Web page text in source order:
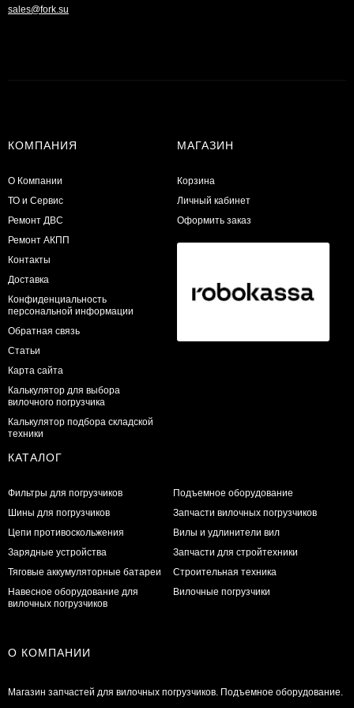
sales@fork.su
КОМПАНИЯ
О Компании
ТО и Сервис
​Ремонт ДВС
Ремонт АКПП
Контакты
Доставка
Конфиденциальность
персональной информации
Обратная связь
Статьи
Карта сайта
Калькулятор для выбора
вилочного погрузчика
Калькулятор подбора складской
техники
МАГАЗИН
Корзина
Личный кабинет
Оформить заказ
КАТАЛОГ
Фильтры для погрузчиков
Шины для погрузчиков
Цепи противоскольжения
Зарядные устройства
Тяговые аккумуляторные батареи
Навесное оборудование для
вилочных погрузчиков
Подъемное оборудование
Запчасти вилочных погрузчиков
Вилы и удлинители вил
Запчасти для стройтехники
Строительная техника
Вилочные погрузчики
О КОМПАНИИ
Магазин запчастей для вилочных погрузчиков. Подъемное оборудование.